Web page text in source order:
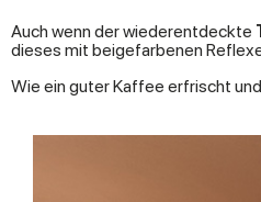
Auch wenn der wiederentdeckte
dieses mit beigefarbenen
Wie ein guter Kaffee erfrischt